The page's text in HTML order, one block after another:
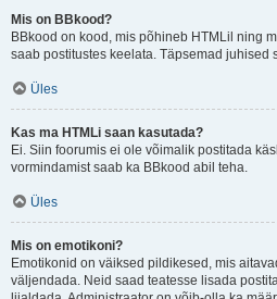
Mis on BBkood?
BBkood on kood, mis põhineb HTMLil ning
saab postitustes keelata. Täpsemad juhised
Üles
Kas ma HTMLi saan kasutada?
Ei. Siin foorumis ei ole võimalik postitada
vormindamist saab ka BBkood abil teha.
Üles
Mis on emotikoni?
Emotikonid on väiksed pildikesed, mis
väljendada. Neid saad teatesse lisada